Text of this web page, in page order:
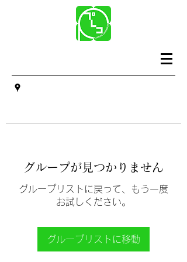
グループが見つかりません
グループリストに戻って、もう一度
お試しください。
グループリストに移動